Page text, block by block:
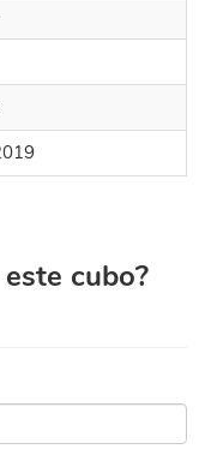
cubo?